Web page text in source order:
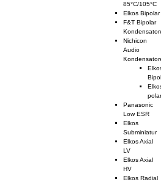
85°C/105°C
Elkos Bipolar
F&T Bipolar
Nichicon
Audio
Panasonic
Low ESR
Elkos
Subminiatur
Elkos Axial
LV
Elkos Axial
HV
Elkos Radial